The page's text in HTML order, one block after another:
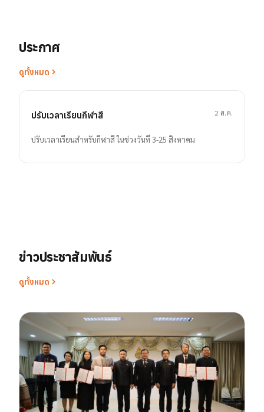
ประกาศ
ดูทั้งหมด
ปรับเวลาเรียนกีฬาสี
ปรับเวลาเรียนสำหรับกีฬาสี ในช่วงวันที่ 3-25 สิงหาคม
2 ส.ค.
ข่าวประชาสัมพันธ์
ดูทั้งหมด